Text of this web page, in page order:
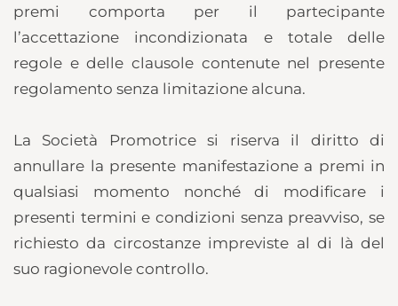
premi comporta per il partecipante
l’accettazione incondizionata e totale delle
regole e delle clausole contenute nel presente
regolamento senza limitazione alcuna.
La Società Promotrice si riserva il diritto di
annullare la presente manifestazione a premi in
qualsiasi momento nonché di modificare i
presenti termini e condizioni senza preavviso, se
richiesto da circostanze impreviste al di là del
suo ragionevole controllo.